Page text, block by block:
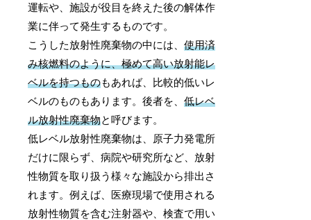
運転や、施設が役目を終えた後の解体作
業に伴って発生するものです。
こうした放射性廃棄物の中には、使用済
み核燃料のように、極めて高い放射能レ
ベルを持つものもあれば、比較的低いレ
ベルのものもあります。後者を、低レベ
ル放射性廃棄物と呼びます。
低レベル放射性廃棄物は、原子力発電所
だけに限らず、病院や研究所など、放射
性物質を取り扱う様々な施設から排出さ
れます。例えば、医療現場で使用される
放射性物質を含む注射器や、検査で用い